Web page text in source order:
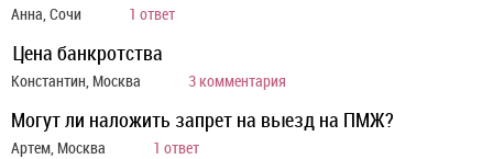
Анна, Сочи 1 ответ
Цена банкротства
Константин, Москва 3 комментария
Могут ли наложить запрет на выезд на ПМЖ?
Артем, Москва 1 ответ